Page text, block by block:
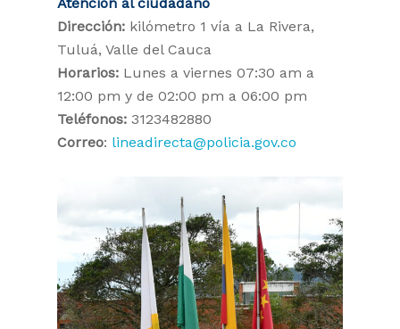
Dirección: kilómetro 1 vía a La Rivera,
Tuluá, Valle del Cauca
Horarios: Lunes a viernes 07:30 am a
12:00 pm y de 02:00 pm a 06:00 pm
Teléfonos: 3123482880
Correo: lineadirecta@policia.gov.co